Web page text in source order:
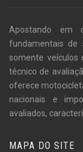
Apostando em
fundamentais de
somente veículos
técnico de
oferece
nacionais e
avaliados,
MAPA DO SITE